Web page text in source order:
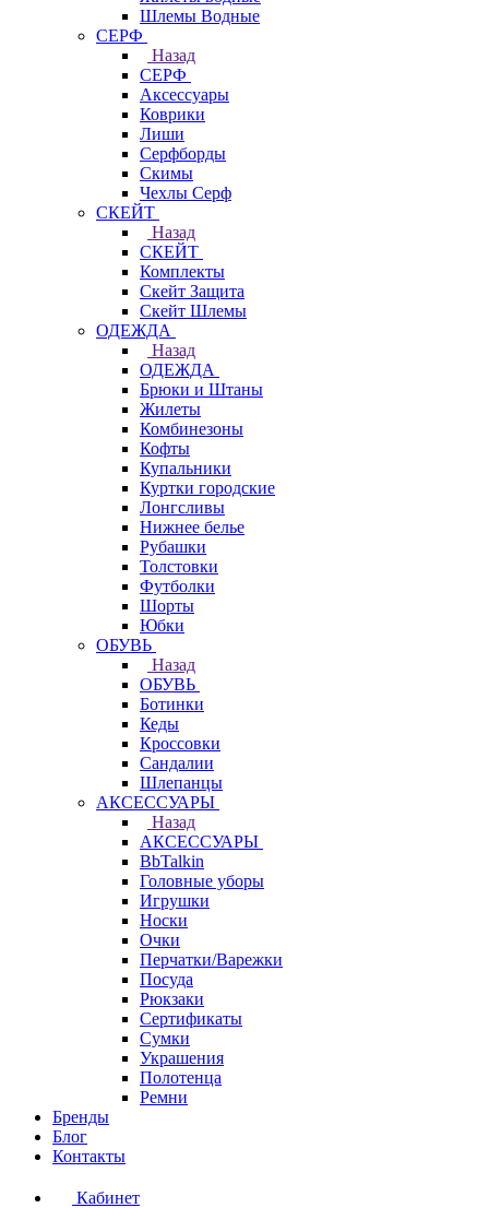
Шлемы Водные
СЕРФ
Назад
СЕРФ
Аксессуары
Коврики
Лиши
Серфборды
Скимы
Чехлы Cерф
СКЕЙТ
Назад
СКЕЙТ
Комплекты
Скейт Защита
Скейт Шлемы
ОДЕЖДА
Назад
ОДЕЖДА
Брюки и Штаны
Жилеты
Комбинезоны
Кофты
Купальники
Куртки городские
Лонгсливы
Нижнее белье
Рубашки
Толстовки
Футболки
Шорты
Юбки
ОБУВЬ
Назад
ОБУВЬ
Ботинки
Кеды
Кроссовки
Сандалии
Шлепанцы
АКСЕССУАРЫ
Назад
АКСЕССУАРЫ
BbTalkin
Головные уборы
Игрушки
Носки
Очки
Перчатки/Варежки
Посуда
Рюкзаки
Сертификаты
Сумки
Украшения
Полотенца
Ремни
Бренды
Блог
Контакты
Кабинет